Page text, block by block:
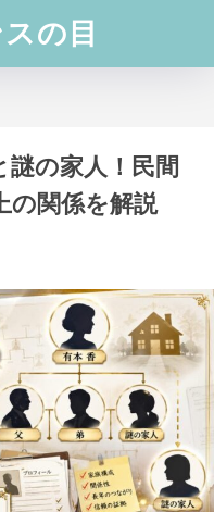
の目
の家人！民間
の関係を解説